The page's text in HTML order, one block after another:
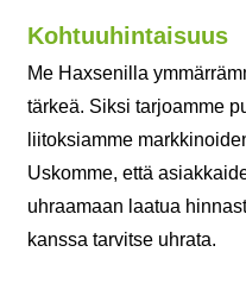
Kohtuuhintaisuus
Me Haxsenilla
tärkeä. Siksi tarjoamme
liitoksiamme
Uskomme, että
uhraamaan laatua
kanssa tarvitse uhrata.